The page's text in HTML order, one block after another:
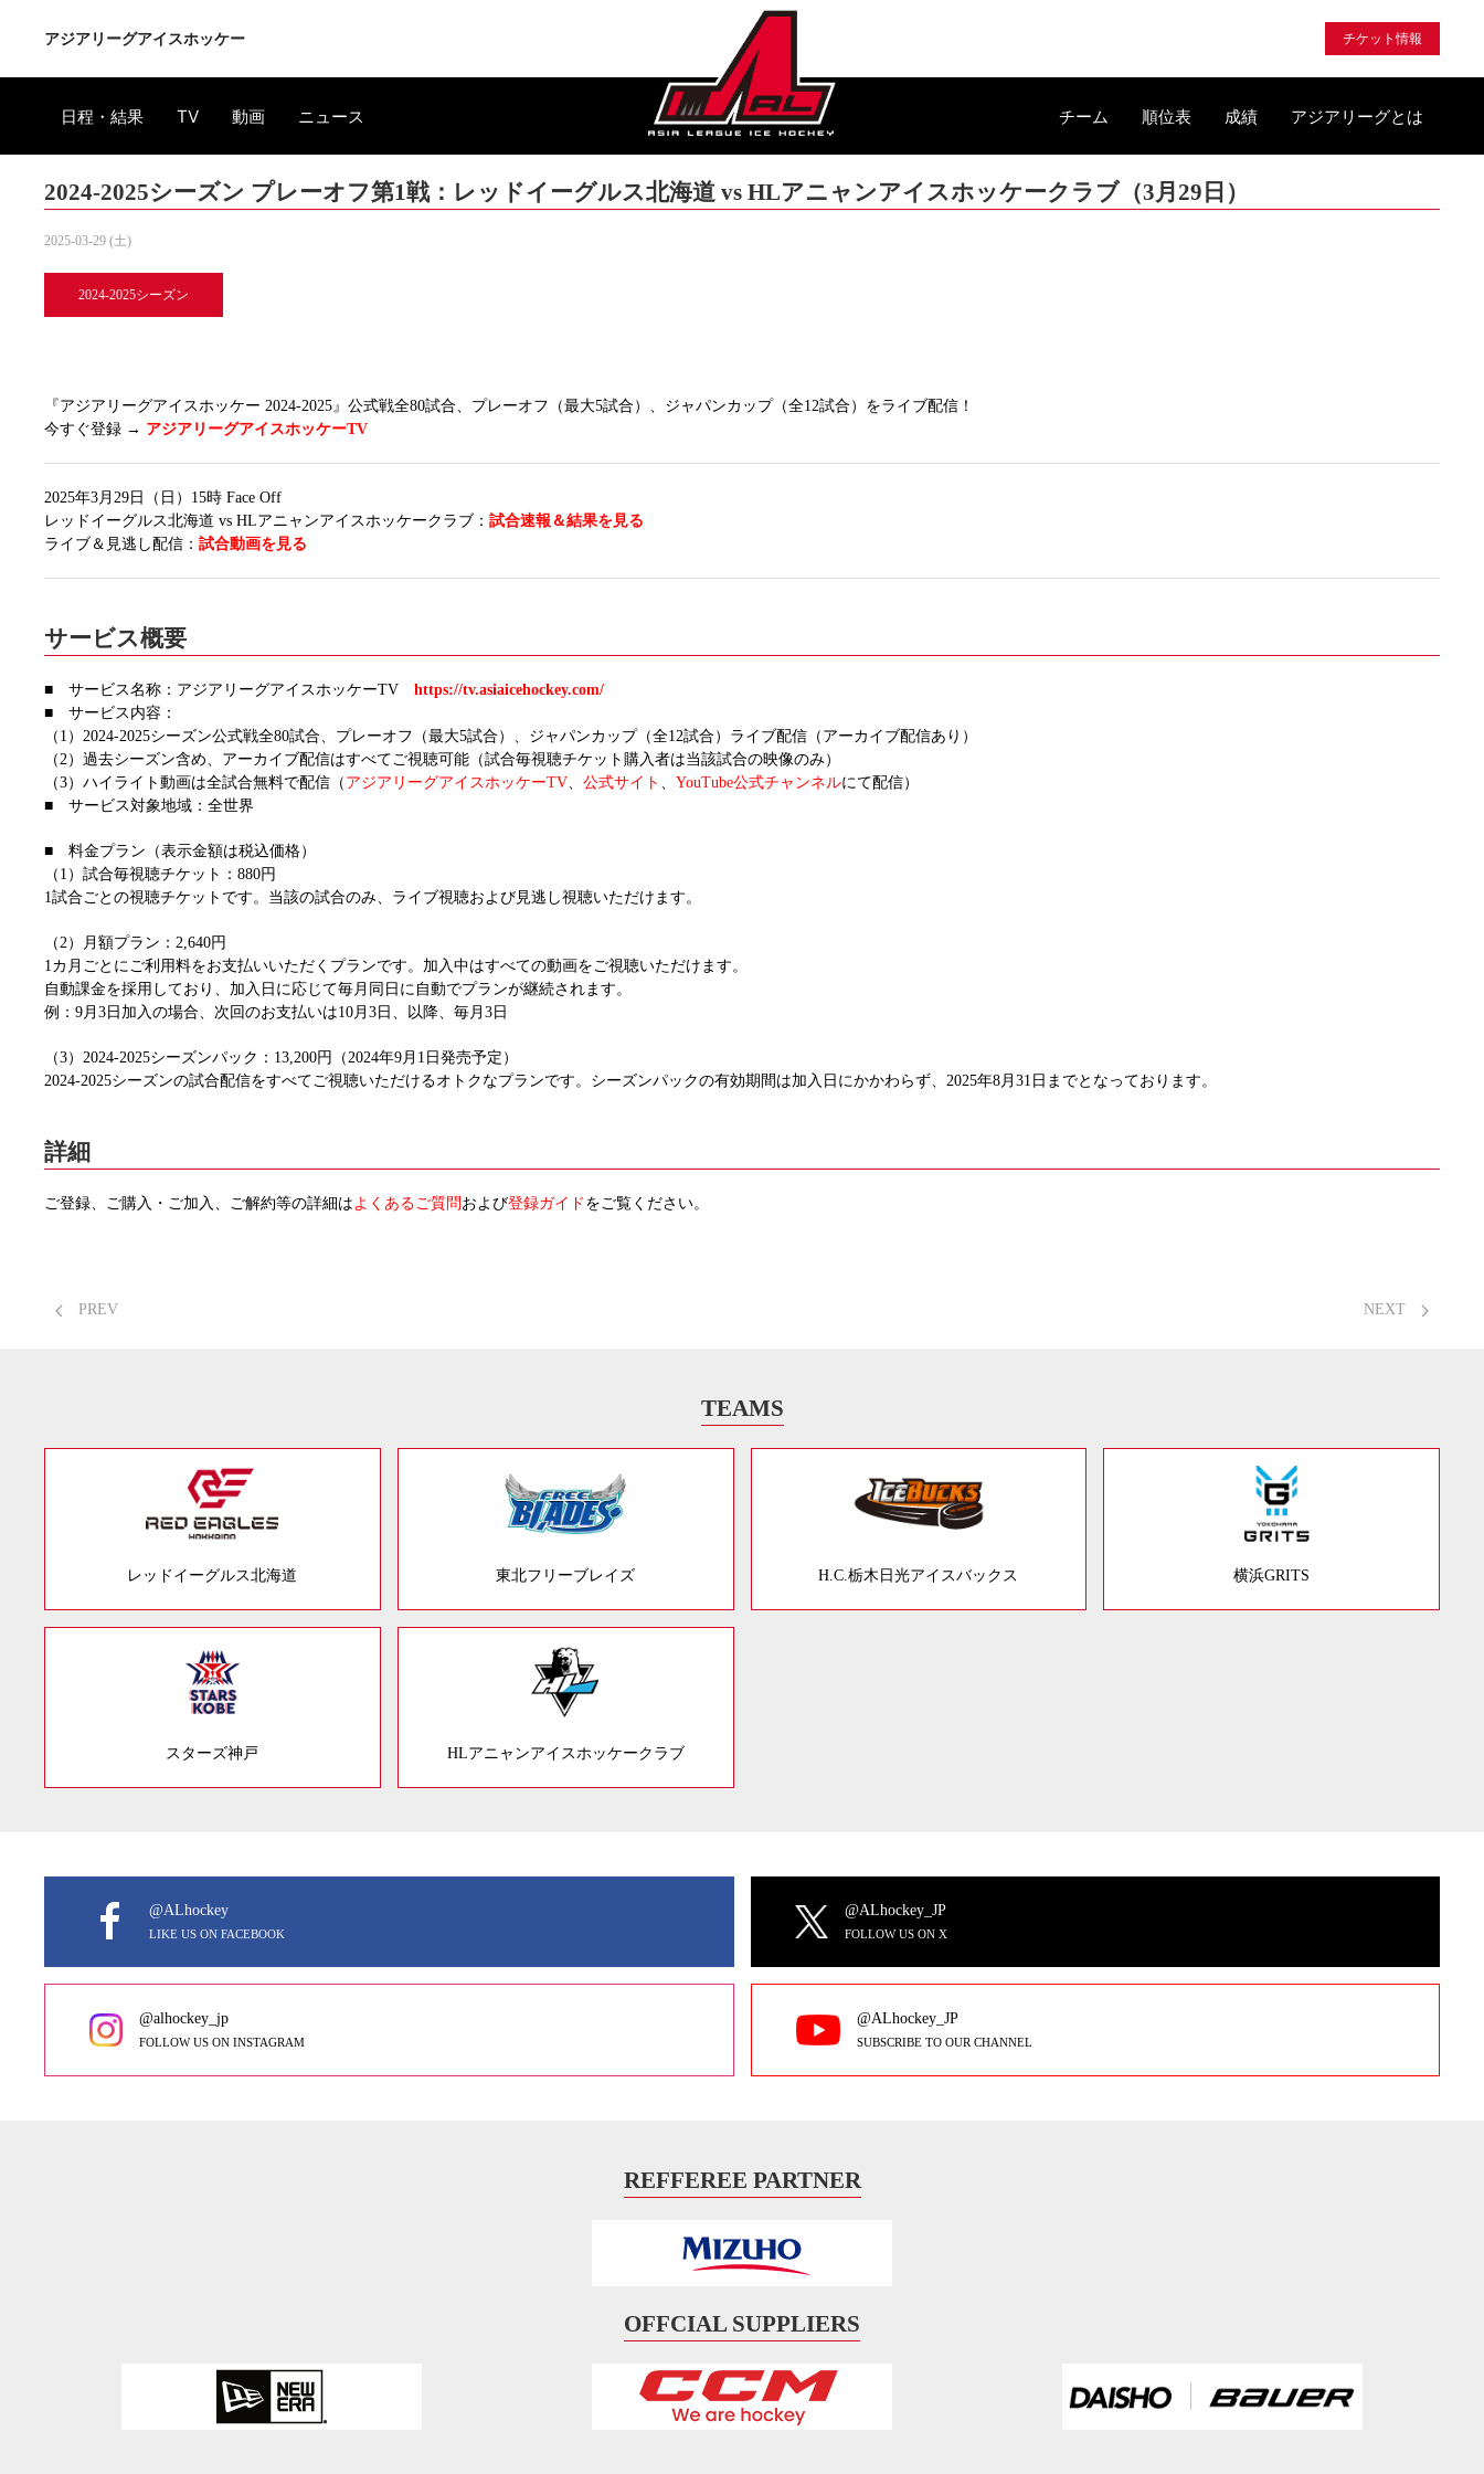
アジアリーグアイスホッケー チケット情報
日程・結果 TV 動画 ニュース チーム 順位表 成績 アジアリーグとは
2024-2025シーズン プレーオフ第1戦：レッドイーグルス北海道 vs HLアニャンアイスホッケークラブ（3月29日）
2025-03-29 (土)
2024-2025シーズン
『アジアリーグアイスホッケー 2024-2025』公式戦全80試合、プレーオフ（最大5試合）、ジャパンカップ（全12試合）をライブ配信！
今すぐ登録 → アジアリーグアイスホッケーTV
2025年3月29日（日）15時 Face Off
レッドイーグルス北海道 vs HLアニャンアイスホッケークラブ： 試合速報＆結果を見る
ライブ＆見逃し配信： 試合動画を見る
サービス概要
■ サービス名称：アジアリーグアイスホッケーTV https://tv.asiaicehockey.com/
■ サービス内容：
（1）2024-2025シーズン公式戦全80試合、プレーオフ（最大5試合）、ジャパンカップ（全12試合）ライブ配信（アーカイブ配信あり）
（2）過去シーズン含め、アーカイブ配信はすべてご視聴可能（試合毎視聴チケット購入者は当該試合の映像のみ）
（3）ハイライト動画は全試合無料で配信（ アジアリーグアイスホッケーTV、 公式サイト 、 YouTube公式チャンネルにて配信）
■ サービス対象地域：全世界
■ 料金プラン（表示金額は税込価格）
（1）試合毎視聴チケット：880円
1試合ごとの視聴チケットです。当該の試合のみ、ライブ視聴および見逃し視聴いただけます。
（2）月額プラン：2,640円
1カ月ごとにご利用料をお支払いいただくプランです。加入中はすべての動画をご視聴いただけます。
自動課金を採用しており、加入日に応じて毎月同日に自動でプランが継続されます。
例：9月3日加入の場合、次回のお支払いは10月3日、以降、毎月3日
（3）2024-2025シーズンパック：13,200円（2024年9月1日発売予定）
2024-2025シーズンの試合配信をすべてご視聴いただけるオトクなプランです。シーズンパックの有効期間は加入日にかかわらず、2025年8月31日までとなっております。
詳細
ご登録、ご購入・ご加入、ご解約等の詳細はよくあるご質問 および登録ガイド をご覧ください。
PREV NEXT
TEAMS
レッドイーグルス北海道 東北フリーブレイズ H.C.栃木日光アイスバックス 横浜GRITS
スターズ神戸 HLアニャンアイスホッケークラブ
@ALhockey
LIKE US ON FACEBOOK
@ALhockey_JP
FOLLOW US ON X
@alhockey_jp
FOLLOW US ON INSTAGRAM
@ALhockey_JP
SUBSCRIBE TO OUR CHANNEL
REFFEREE PARTNER
OFFCIAL SUPPLIERS